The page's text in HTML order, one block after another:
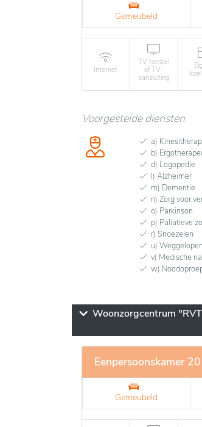
Gemeubeld
Internet
TV toestel
of TV-
aansluiting
Voorgestelde diensten
a)
b)
d) Logopedie
l) Alzheimer
m) Dementie
n) Zorg voor
o) Parkinson
p) Paliatieve
r) Snoezelen
u)
v) Medische
w)
Woonzorgcentrum
Eenpersoonskamer
Gemeubeld